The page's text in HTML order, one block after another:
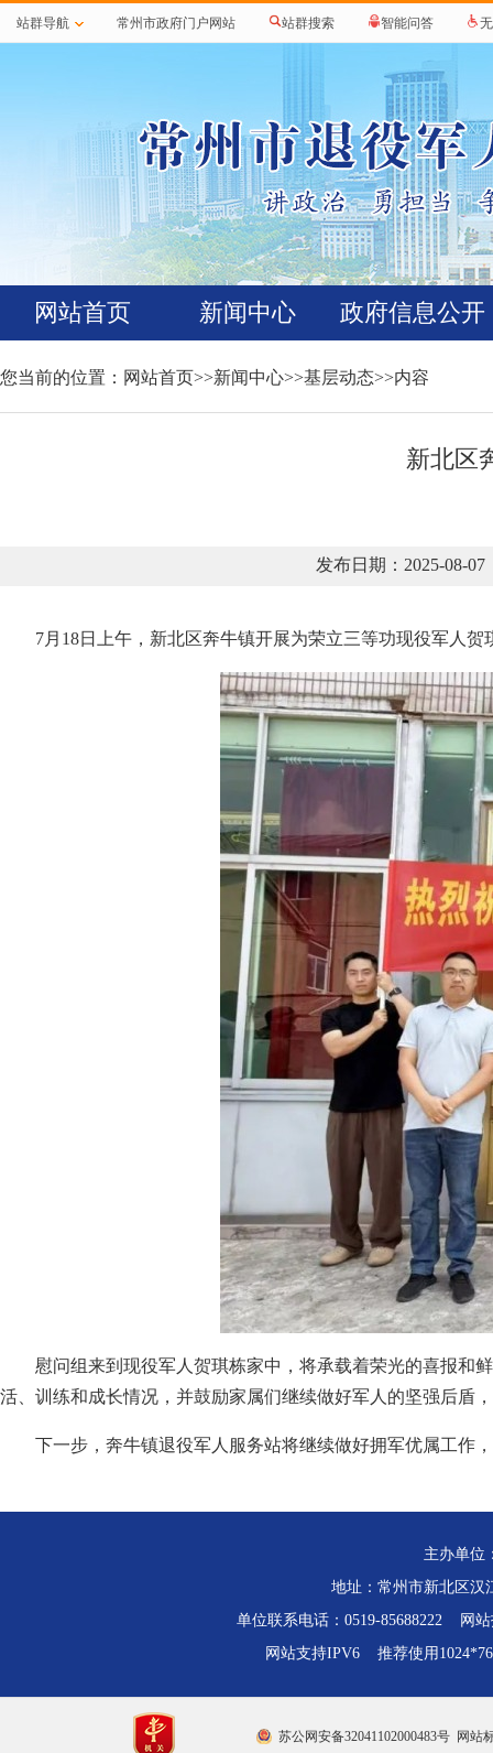
站群导航 常州市政府门户网站 站群搜索 智能问答
网站首页 新闻中心 政府信息公开
您当前的位置： 网站首页>>新闻中心>>基层动态>>内容
新北区
发布日期：2025-08-
7月18日上午，新北区奔牛镇开展为荣立三等功现役军人贺
慰问组来到现役军人贺琪栋家中，将承载着荣光的喜报和
活、训练和成长情况，并鼓励家属们继续做好军人的坚强后盾
下一步，奔牛镇退役军人服务站将继续做好拥军优属工作
主办单位
地址：常州市新北区
单位联系电话：0519-85688222 网站
网站支持IPV6 推荐使用
苏公网安备32041102000483号 网站